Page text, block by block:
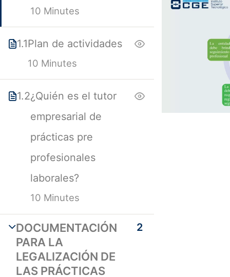
10 Minutes
1.1Plan de actividades
10 Minutes
1.2¿Quién es el tutor
empresarial de
prácticas pre
profesionales
laborales?
10 Minutes
DOCUMENTACIÓN
PARA LA
LEGALIZACIÓN DE
LAS PRÁCTICAS
2
+593 98 706 7892
Quito / Av. 10 de Agosto N35-108 e
Ignacio San María
a.rectorado@istcge.edu.ec
Instituto CGE
Somos